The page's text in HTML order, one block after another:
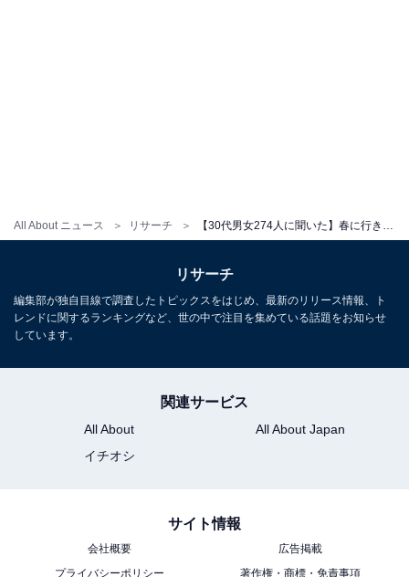
All About ニュース リサーチ
リサーチ
編集部が独自目線で調査したトピックスをはじめ、最新のリリース情報、ト
レンドに関するランキングなど、世の中で注目を集めている話題をお知らせ
しています。
関連サービス
All About
All About Japan
イチオシ
サイト情報
会社概要
広告掲載
プライバシーポリシー
著作権・商標・免責事項